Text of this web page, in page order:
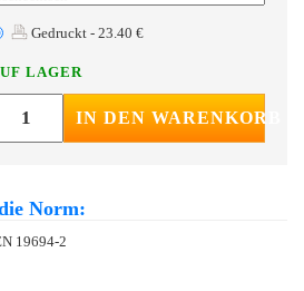
Gedruckt - 23.40 €
LAGER
IN DEN WARENKORB
Norm:
19694-2